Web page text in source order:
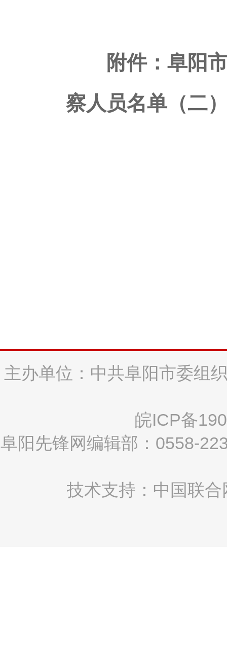
附件： 阜阳
察人员名单（二
主办单位：中共阜阳市委组
皖ICP备
阜阳先锋网编辑部：0558-
技术支持：中国联